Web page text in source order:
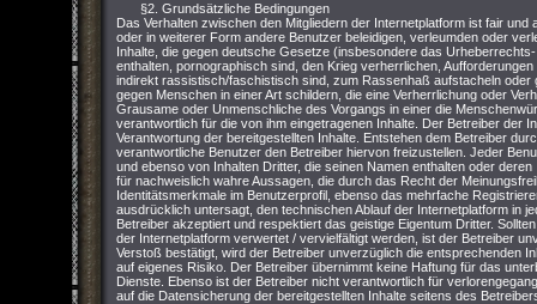
§2. Grundsätzliche Bedingungen
Das Verhalten zwischen den Mitgliedern der Internetplatform ist fair
oder in weiterer Form andere Benutzer beleidigen, verleumden oder
Inhalte, die gegen deutsche Gesetze (insbesondere das
enthalten, pornographisch sind, den Krieg verherrlichen,
indirekt rassistisch/faschistisch sind, zum Rassenhaß aufstacheln
gegen Menschen in einer Art schildern, die eine Verherrlichung oder
Grausame oder Unmenschliche des Vorgangs in einer die
verantwortlich für die von ihm eingetragenen Inhalte. Der Betreiber der
Verantwortung der bereitgestellten Inhalte. Entstehen dem Betreiber
verantwortliche Benutzer den Betreiber hiervon freizustellen. Jeder
und ebenso von Inhalten Dritter, die seinen Namen enthalten oder
für nachweislich wahre Aussagen, die durch das Recht der
Identitätsmerkmale im Benutzerprofil, ebenso das mehrfache
ausdrücklich untersagt, den technischen Ablauf der Internetplatform in
Betreiber akzeptiert und respektiert das geistige Eigentum Dritter.
der Internetplatform verwertet / vervielfältigt werden, ist der Betreiber
Verstoß bestätigt, wird der Betreiber unverzüglich die entsprechenden
auf eigenes Risiko. Der Betreiber übernimmt keine Haftung für das
Dienste. Ebenso ist der Betreiber nicht verantwortlich für
auf die Datensicherung der bereitgestellten Inhalte seitens des